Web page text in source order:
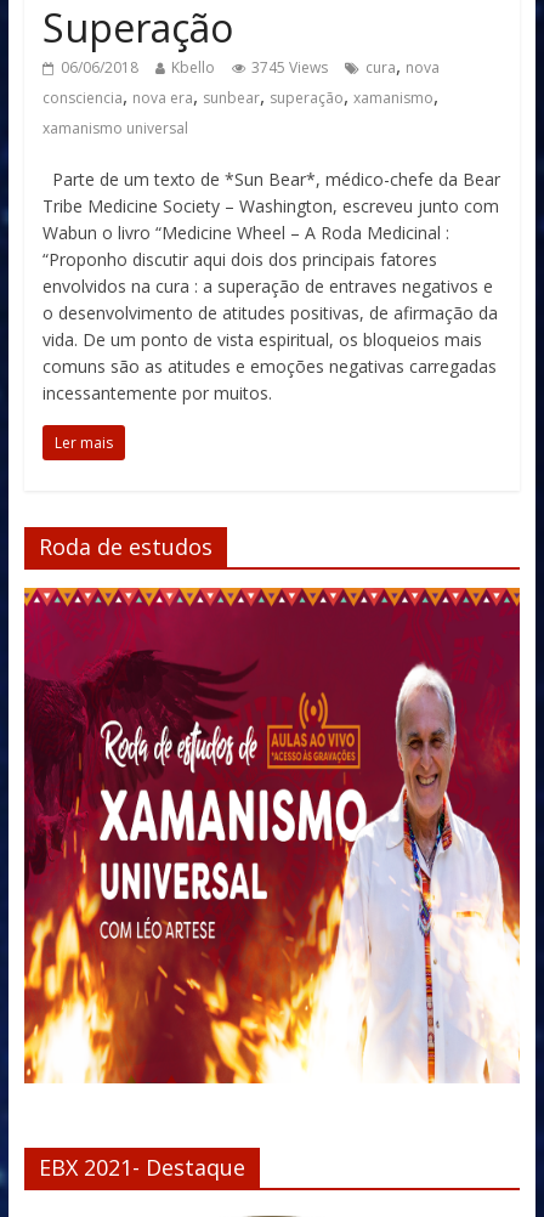
Superação
06/06/2018 Kbello 3745 Views cura, nova
consciencia, nova era, sunbear, superação, xamanismo,
xamanismo universal
Parte de um texto de *Sun Bear*, médico-chefe da Bear
Tribe Medicine Society – Washington, escreveu junto com
Wabun o livro “Medicine Wheel – A Roda Medicinal :
“Proponho discutir aqui dois dos principais fatores
envolvidos na cura : a superação de entraves negativos e
o desenvolvimento de atitudes positivas, de afirmação da
vida. De um ponto de vista espiritual, os bloqueios mais
comuns são as atitudes e emoções negativas carregadas
incessantemente por muitos.
Ler mais
Roda de estudos
EBX 2021- Destaque